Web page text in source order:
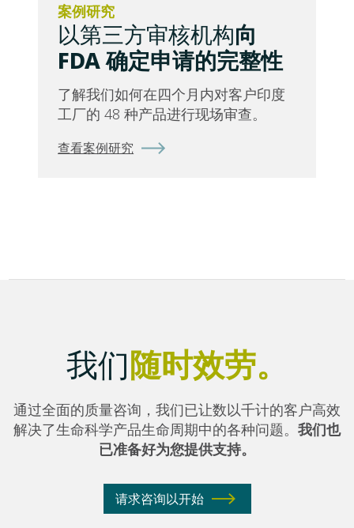
案例研究
以第三方审核机构向
FDA 确定申请的完整性
了解我们如何在四个月内对客户印度
工厂的 48 种产品进行现场审查。
查看案例研究
我们随时效劳。
通过全面的质量咨询，我们已让数以千计的客户高效
解决了生命科学产品生命周期中的各种问题。 我们也
已准备好为您提供支持。
请求咨询以开始